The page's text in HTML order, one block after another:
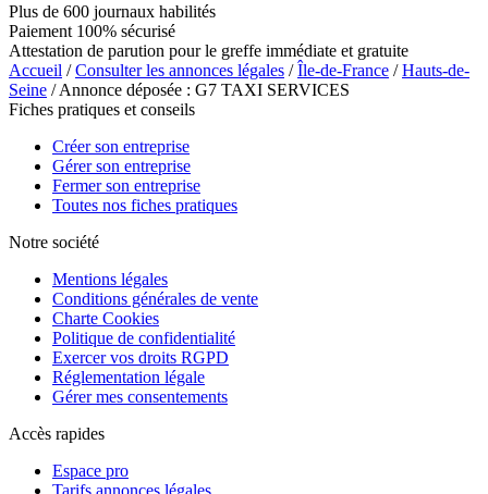
Plus de 600 journaux habilités
Paiement 100% sécurisé
Attestation de parution pour le greffe immédiate et gratuite
Accueil /Consulter les annonces légales /Île-de-France /Hauts-de-
Seine / Annonce déposée : G7 TAXI SERVICES
Fiches pratiques et conseils
Créer son entreprise
Gérer son entreprise
Fermer son entreprise
Toutes nos fiches pratiques
Notre société
Mentions légales
Conditions générales de vente
Charte Cookies
Politique de confidentialité
Exercer vos droits RGPD
Réglementation légale
Gérer mes consentements
Accès rapides
Espace pro
Tarifs annonces légales